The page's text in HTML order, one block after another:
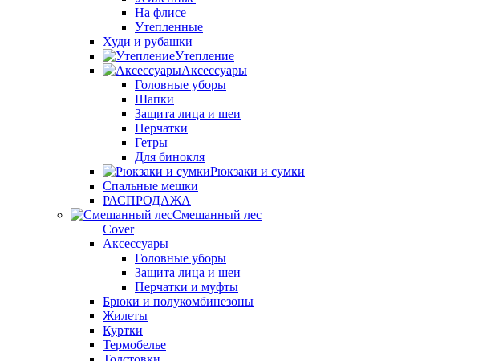
На флисе
Утепленные
Худи и рубашки
Утепление
Аксессуары
Головные уборы
Шапки
Защита лица и шеи
Перчатки
Гетры
Для бинокля
Рюкзаки и сумки
Спальные мешки
РАСПРОДАЖА
Смешанный лес
Cover
Аксессуары
Головные уборы
Защита лица и шеи
Перчатки и муфты
Брюки и полукомбинезоны
Жилеты
Куртки
Термобелье